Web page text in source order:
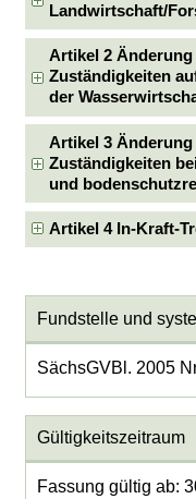
Landwirtschaft/
Artikel 2
Zuständigkeiten
der
Artikel 3
Zuständigkeiten
und
Artikel 4 In-Kraft-
Fundstelle und
SächsGVBl. 2005
Gültigkeitszeitraum
Fassung gültig ab: